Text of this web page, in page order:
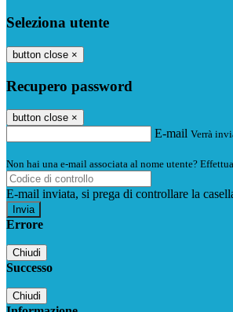
Seleziona utente
button close ×
Recupero password
button close ×
E-mail Verrà
Non hai una e-mail associata al nome utente?
E-mail inviata, si prega di controllare la
Errore
Chiudi
Successo
Chiudi